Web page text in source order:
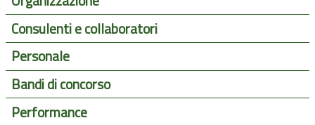
Consulenti e collaboratori
Personale
Bandi di concorso
Performance